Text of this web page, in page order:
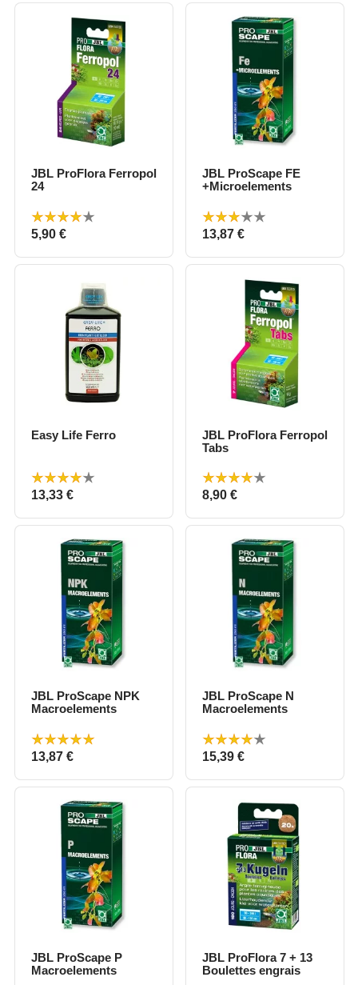
JBL ProFlora Ferropol
24
Prix
5,90 €
JBL ProScape FE
+Microelements
Prix
13,87 €
Easy Life Ferro
Prix
13,33 €
JBL ProFlora Ferropol
Tabs
Prix
8,90 €
JBL ProScape NPK
Macroelements
Prix
13,87 €
JBL ProScape N
Macroelements
Prix
15,39 €
JBL ProScape P
Macroelements
JBL ProFlora 7 + 13
Boulettes engrais